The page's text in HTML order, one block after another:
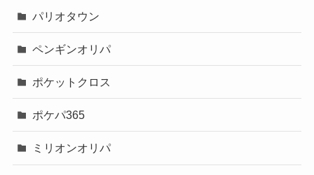
パリオタウン
ペンギンオリパ
ポケットクロス
ポケパ365
ミリオンオリパ